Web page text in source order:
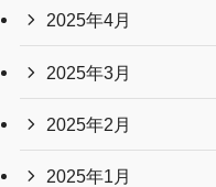
2025年4月
2025年3月
2025年2月
2025年1月